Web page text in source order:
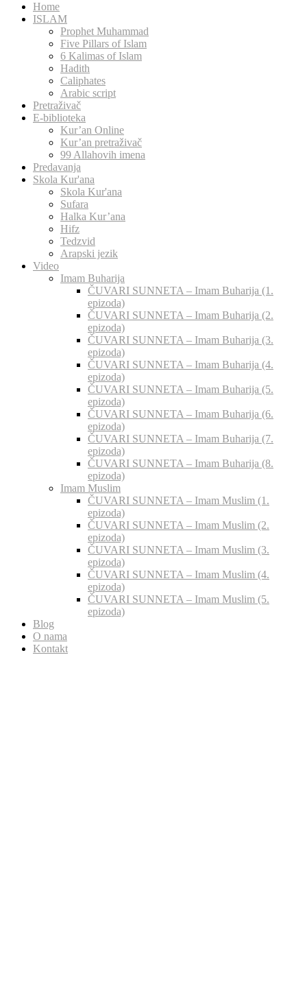
Home
ISLAM
Prophet Muhammad
Five Pillars of Islam
6 Kalimas of Islam
Hadith
Caliphates
Arabic script
Pretraživač
E-biblioteka
Kur’an Online
Kur’an pretraživač
99 Allahovih imena
Predavanja
Skola Kur'ana
Skola Kur'ana
Sufara
Halka Kur’ana
Hifz
Tedzvid
Arapski jezik
Video
Imam Buharija
ČUVARI SUNNETA – Imam Buharija (1.
epizoda)
ČUVARI SUNNETA – Imam Buharija (2.
epizoda)
ČUVARI SUNNETA – Imam Buharija (3.
epizoda)
ČUVARI SUNNETA – Imam Buharija (4.
epizoda)
ČUVARI SUNNETA – Imam Buharija (5.
epizoda)
ČUVARI SUNNETA – Imam Buharija (6.
epizoda)
ČUVARI SUNNETA – Imam Buharija (7.
epizoda)
ČUVARI SUNNETA – Imam Buharija (8.
epizoda)
Imam Muslim
ČUVARI SUNNETA – Imam Muslim (1.
epizoda)
ČUVARI SUNNETA – Imam Muslim (2.
epizoda)
ČUVARI SUNNETA – Imam Muslim (3.
epizoda)
ČUVARI SUNNETA – Imam Muslim (4.
epizoda)
ČUVARI SUNNETA – Imam Muslim (5.
epizoda)
Blog
O nama
Kontakt